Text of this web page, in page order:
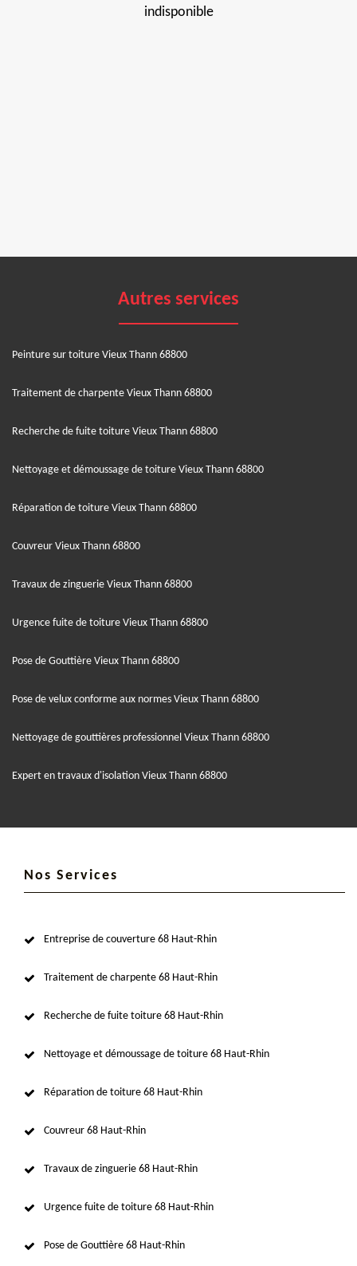
indisponible
Autres services
Peinture sur toiture Vieux Thann 68800
Traitement de charpente Vieux Thann 68800
Recherche de fuite toiture Vieux Thann 68800
Nettoyage et démoussage de toiture Vieux Thann 68800
Réparation de toiture Vieux Thann 68800
Couvreur Vieux Thann 68800
Travaux de zinguerie Vieux Thann 68800
Urgence fuite de toiture Vieux Thann 68800
Pose de Gouttière Vieux Thann 68800
Pose de velux conforme aux normes Vieux Thann 68800
Nettoyage de gouttières professionnel Vieux Thann 68800
Expert en travaux d'isolation Vieux Thann 68800
Nos Services
Entreprise de couverture 68 Haut-Rhin
Traitement de charpente 68 Haut-Rhin
Recherche de fuite toiture 68 Haut-Rhin
Nettoyage et démoussage de toiture 68 Haut-Rhin
Réparation de toiture 68 Haut-Rhin
Couvreur 68 Haut-Rhin
Travaux de zinguerie 68 Haut-Rhin
Urgence fuite de toiture 68 Haut-Rhin
Pose de Gouttière 68 Haut-Rhin